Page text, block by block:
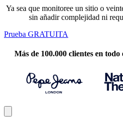
Ya sea que monitoree un sitio o
sin añadir complejidad ni
Prueba GRATUITA
Más de 100.000 clientes en